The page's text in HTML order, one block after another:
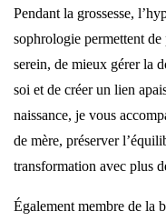
Pendant la grossesse,
sophrologie permettent
serein, de mieux gérer la
soi et de créer un lien
naissance, je vous
de mère, préserver
transformation avec plus
Également membre de la